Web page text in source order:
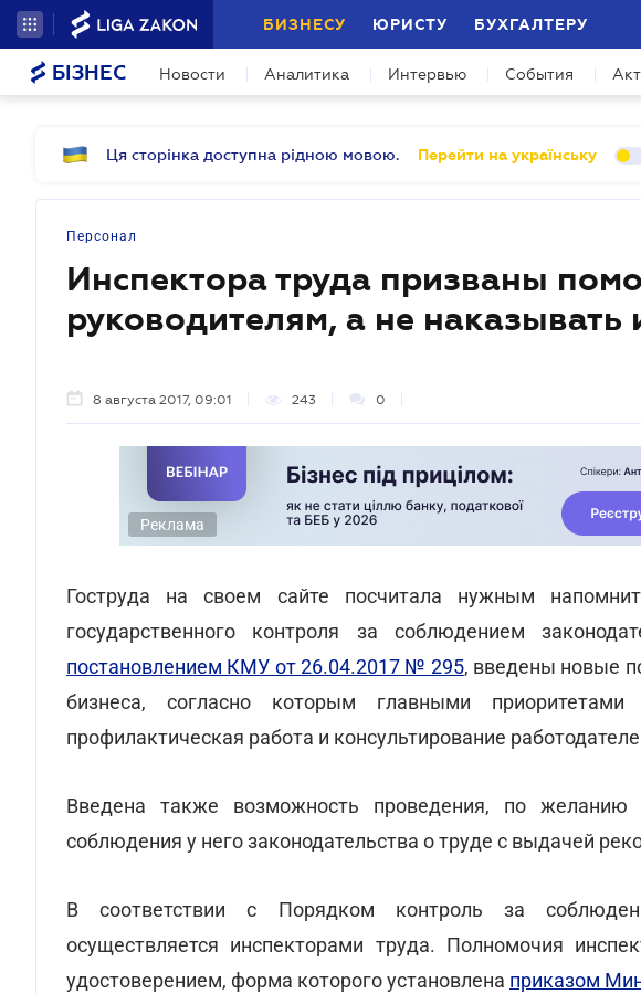
БИЗНЕСУ ЮРИСТУ БУХГАЛТЕРУ
БІЗНЕС Новости Аналитика Интервью События
Ця сторінка доступна рідною мовою. Перейти на українську
Персонал
Инспектора труда призваны
руководителям, а не наказывать
8 августа 2017, 09:01 243 0
Реклама
Гоструда на своем сайте посчитала нужным
государственного контроля за соблюдением
постановлением КМУ от 26.04.2017 № 295, введены новые
бизнеса, согласно которым главными приоритетами
профилактическая работа и консультирование
Введена также возможность проведения, по желанию
соблюдения у него законодательства о труде с выдачей
В соответствии с Порядком контроль за
осуществляется инспекторами труда. Полномочия
удостоверением, форма которого установлена приказом